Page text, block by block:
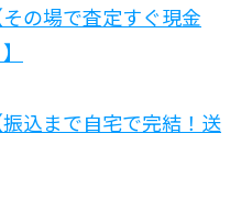
その場で査定すぐ現金
込まで自宅で完結！送